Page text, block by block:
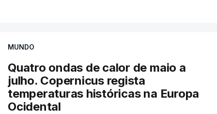
MUNDO
Quatro ondas de calor de maio a
julho. Copernicus regista
temperaturas históricas na Europa
Ocidental